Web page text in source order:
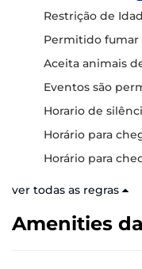
Restrição de
Permitido fumar
Aceita animais
Eventos são
Horario de
Horário para
Horário para
ver todas as regras
Amenities